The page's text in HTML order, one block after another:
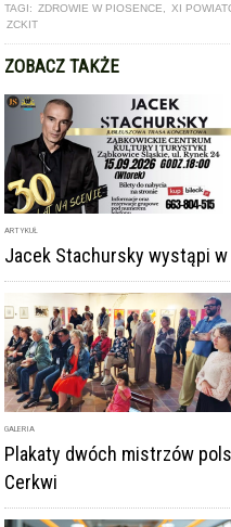
TAGI: ZDROWIE W PIOSENCE, XI
ZCKIT
ZOBACZ TAKŻE
ARTYKUŁ
Jacek Stachursky wystąpi
GALERIA
Plakaty dwóch mistrzów
Cerkwi